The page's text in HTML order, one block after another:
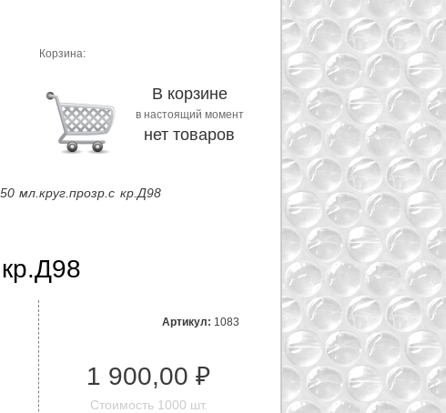
Корзина:
В корзине
в настоящий момент
нет товаров
мл.круг.прозр.с кр.Д98
Артикул: 1083
1 900,00 ₽
Стоимость 1000 шт.